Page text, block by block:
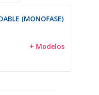
(MONOFASE)
+ Modelos